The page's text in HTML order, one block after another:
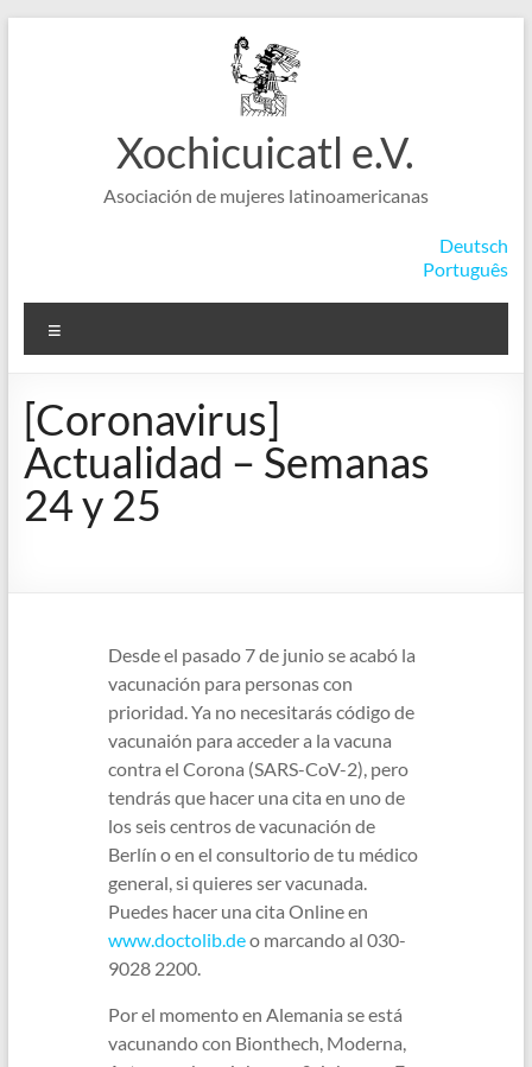
Xochicuicatl e.V.
Asociación de mujeres latinoamericanas
Deutsch
Português
[Coronavirus]
Actualidad – Semanas
24 y 25
Desde el pasado 7 de junio se acabó la
vacunación para personas con
prioridad. Ya no necesitarás código de
vacunaión para acceder a la vacuna
contra el Corona (SARS-CoV-2), pero
tendrás que hacer una cita en uno de
los seis centros de vacunación de
Berlín o en el consultorio de tu médico
general, si quieres ser vacunada.
Puedes hacer una cita Online en
www.doctolib.deo marcando al 030-
9028 2200.
Por el momento en Alemania se está
vacunando con Bionthech, Moderna,